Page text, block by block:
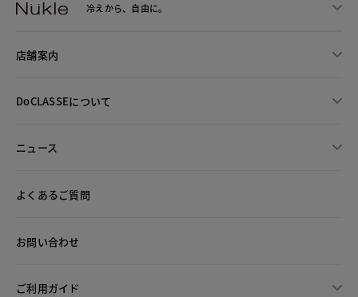
冷えから、 自由に。
店舗案内
DoCLASSEについて
ニュース
よくあるご質問
お問い合わせ
ご利用ガイド